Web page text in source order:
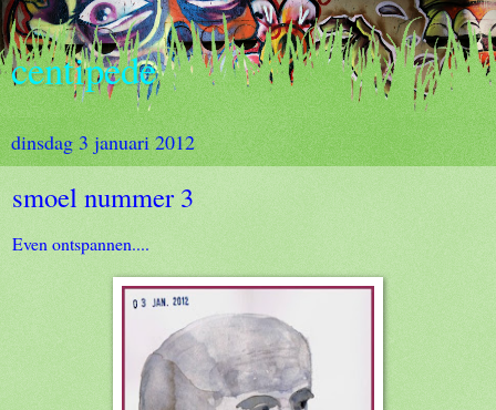
centipede
dinsdag 3 januari 2012
smoel nummer 3
Even ontspannen....